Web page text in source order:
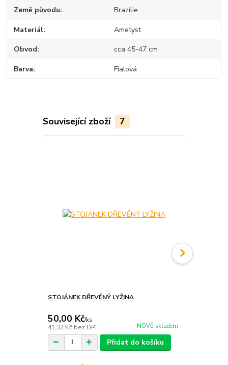
Země původu Brazílie
Materiál Ametyst
Obvod cca 45-47 cm
Barva Fialová
Související zboží 7
STOJÁNEK DŘEVĚNÝ LYŽINA
50,00 Kč/ks
41,32 Kč bez DPH NOVĚ skladem
Přidat do košíku